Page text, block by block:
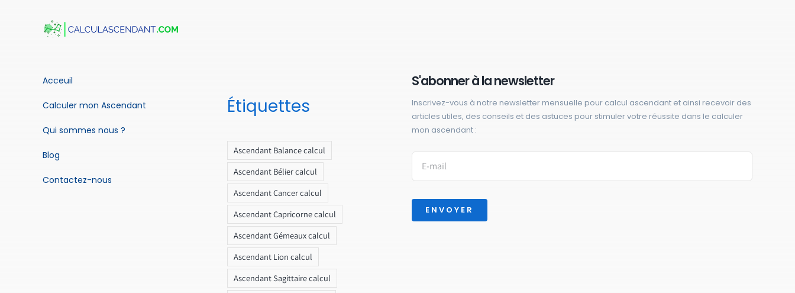
Acceuil
Calculer mon Ascendant
Qui sommes nous ?
Blog
Contactez-nous
Étiquettes
Ascendant Balance calcul
Ascendant Bélier calcul
Ascendant Cancer calcul
Ascendant Capricorne calcul
Ascendant Gémeaux calcul
Ascendant Lion calcul
Ascendant Sagittaire calcul
S'abonner à la newsletter
Inscrivez-vous à notre newsletter mensuelle pour calcul ascendant et ainsi recevoir des
articles utiles, des conseils et des astuces pour stimuler votre réussite dans le calculer
mon ascendant :
ENVOYER